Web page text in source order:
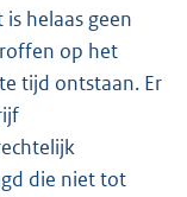
helaas geen
op het
tijd ontstaan. Er
die niet tot